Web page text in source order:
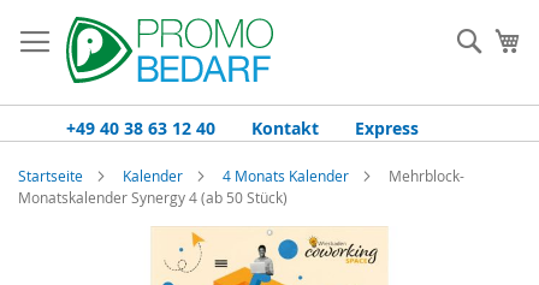
Inhalt
springen
+49 40 38 63 12 40 Kontakt Express
Startseite Kalender 4 Monats Kalender
Mehrblock-
Monatskalender Synergy 4 (ab 50 Stück)